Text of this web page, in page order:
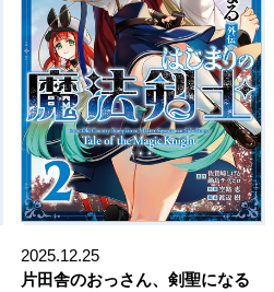
2025.12.25
片田舎のおっさん、剣聖になる